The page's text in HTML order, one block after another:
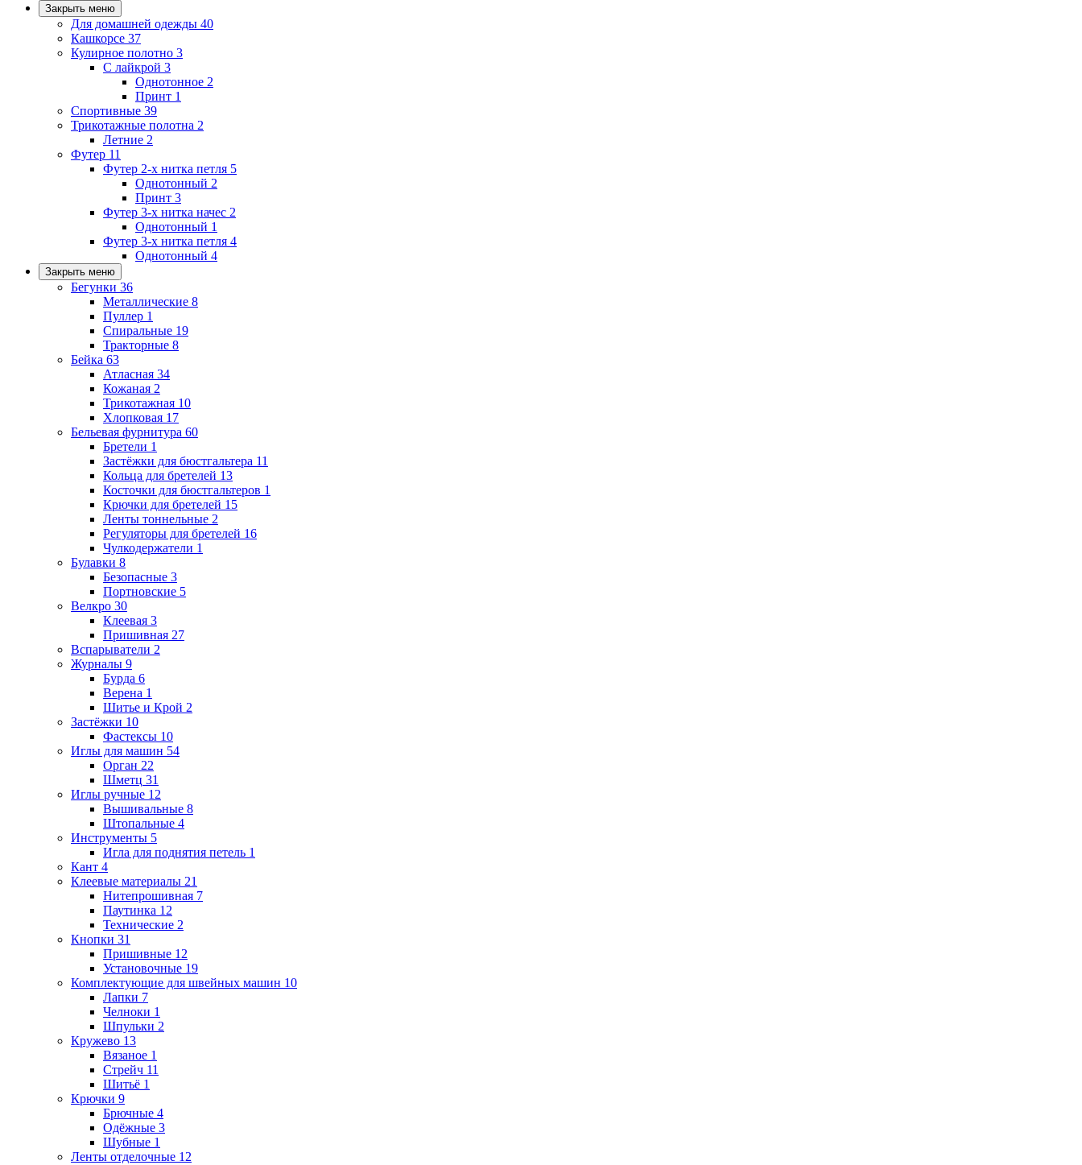
Закрыть меню
Для домашней одежды 40
Кашкорсе 37
Кулирное полотно 3
С лайкрой 3
Однотонное 2
Принт 1
Спортивные 39
Трикотажные полотна 2
Летние 2
Футер 11
Футер 2-х нитка петля 5
Однотонный 2
Принт 3
Футер 3-х нитка начес 2
Однотонный 1
Футер 3-х нитка петля 4
Однотонный 4
Закрыть меню
Бегунки 36
Металлические 8
Пуллер 1
Спиральные 19
Тракторные 8
Бейка 63
Атласная 34
Кожаная 2
Трикотажная 10
Хлопковая 17
Бельевая фурнитура 60
Бретели 1
Застёжки для бюстгальтера 11
Кольца для бретелей 13
Косточки для бюстгальтеров 1
Крючки для бретелей 15
Ленты тоннельные 2
Регуляторы для бретелей 16
Чулкодержатели 1
Булавки 8
Безопасные 3
Портновские 5
Велкро 30
Клеевая 3
Пришивная 27
Вспарыватели 2
Журналы 9
Бурда 6
Верена 1
Шитье и Крой 2
Застёжки 10
Фастексы 10
Иглы для машин 54
Орган 22
Шметц 31
Иглы ручные 12
Вышивальные 8
Штопальные 4
Инструменты 5
Игла для поднятия петель 1
Кант 4
Клеевые материалы 21
Нитепрошивная 7
Паутинка 12
Технические 2
Кнопки 31
Пришивные 12
Установочные 19
Комплектующие для швейных машин 10
Лапки 7
Челноки 1
Шпульки 2
Кружево 13
Вязаное 1
Стрейч 11
Шитьё 1
Крючки 9
Брючные 4
Одёжные 3
Шубные 1
Ленты отделочные 12